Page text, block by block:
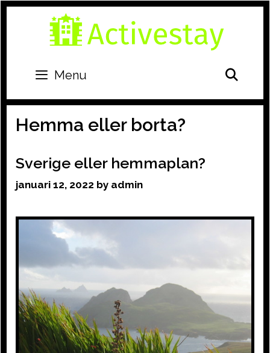
content
Menu
Hemma eller borta?
Sverige eller hemmaplan?
januari 12, 2022 by admin